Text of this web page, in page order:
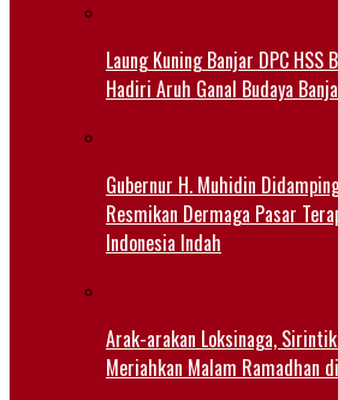
Laung Kuning Banjar DPC
Hadiri Aruh Ganal Budaya
Gubernur H. Muhidin
Resmikan Dermaga Pasar
Indonesia Indah
Arak-arakan Loksinaga,
Meriahkan Malam Ramadhan